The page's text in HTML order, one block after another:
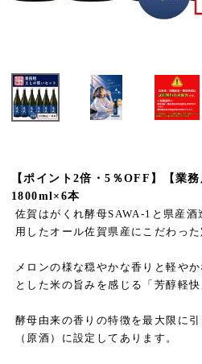
【ポイント2倍・5％OFF】【
1800ml×6本
佐賀はがくれ酵母SAWA-1と県産
用したオール佐賀県産にこだわった
メロンの様な穏やかな香りと軽や
とした米の旨みを感じる「芳醇軽快
酵母由来の香りの特徴を最大限に
（原酒）に設定してあります。